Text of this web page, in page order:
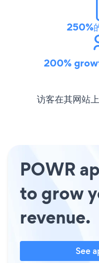
250%
200%
访客在其网站
POWR
to grow
revenue.
See